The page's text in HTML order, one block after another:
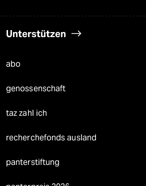
Unterstützen
abo
genossenschaft
taz zahl ich
recherchefonds ausland
panterstiftung